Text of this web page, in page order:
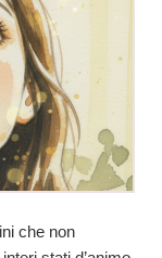
che non